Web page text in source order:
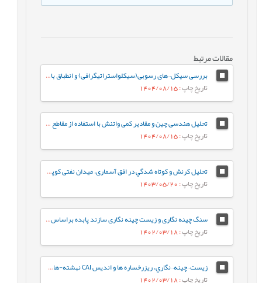
مقالات مرتبط
بررسی سیکل¬های رسوبی(سیکلواستراتیگرافی) و انطباق با مرزهای زیستی – زمانی ائوسن بالایی – الیگوسن در سازندهای پابده (بخش بالایی سازند پابده) و آسماری در میدان نفتی مارون
تاریخ چاپ: 1404/08/15
تحلیل هندسی چین و مقادیر کمی واتنش با استفاده از مقاطع لرزه ای تراز شده (مطالعه موردی میدان نفتی کوپال)
تاریخ چاپ: 1404/08/15
تحلیل کرنش و كوتاه شدگي در افق آسماری، میدان نفتی کوپال، استان خوزستان
تاریخ چاپ: 1403/05/20
سنگ چینه نگاری و زیست چینه نگاری سازند پابده براساس روزن داران پلانکتون در برش جهانگیرآباد (جنوب ایلام- حوضه رسوبی زاگرس)
تاریخ چاپ: 1402/03/18
زيست¬چينه¬نگاري، ريزرخساره ها و انديس CAI نهشته-هاي دونين پسين در برش کال سردر شمال شرق طبس بر اساس فوناي کنودونتي
تاریخ چاپ: 1402/03/18